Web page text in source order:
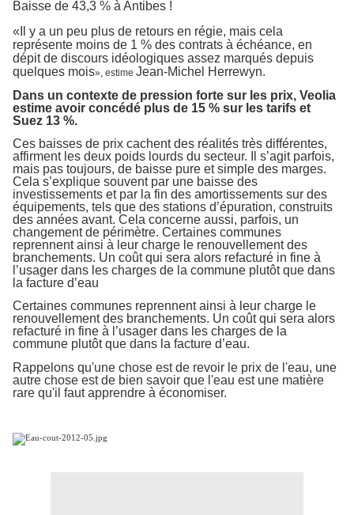
Baisse de 43,3 % à Antibes !
«Il y a un peu plus de retours en régie, mais cela
représente moins de 1 % des contrats à échéance, en
dépit de discours idéologiques assez marqués depuis
quelques mois», estime Jean-Michel Herrewyn.
Dans un contexte de pression forte sur les prix, Veolia
estime avoir concédé plus de 15 % sur les tarifs et
Suez 13 %.
Ces baisses de prix cachent des réalités très différentes,
affirment les deux poids lourds du secteur. Il s’agit parfois,
mais pas toujours, de baisse pure et simple des marges.
Cela s’explique souvent par une baisse des
investissements et par la fin des amortissements sur des
équipements, tels que des stations d’épuration, construits
des années avant. Cela concerne aussi, parfois, un
changement de périmètre. Certaines communes
reprennent ainsi à leur charge le renouvellement des
branchements. Un coût qui sera alors refacturé in fine à
l’usager dans les charges de la commune plutôt que dans
la facture d’eau
Certaines communes reprennent ainsi à leur charge le
renouvellement des branchements. Un coût qui sera alors
refacturé in fine à l’usager dans les charges de la
commune plutôt que dans la facture d’eau.
Rappelons qu'une chose est de revoir le prix de l'eau, une
autre chose est de bien savoir que l'eau est une matière
rare qu'il faut apprendre à économiser.